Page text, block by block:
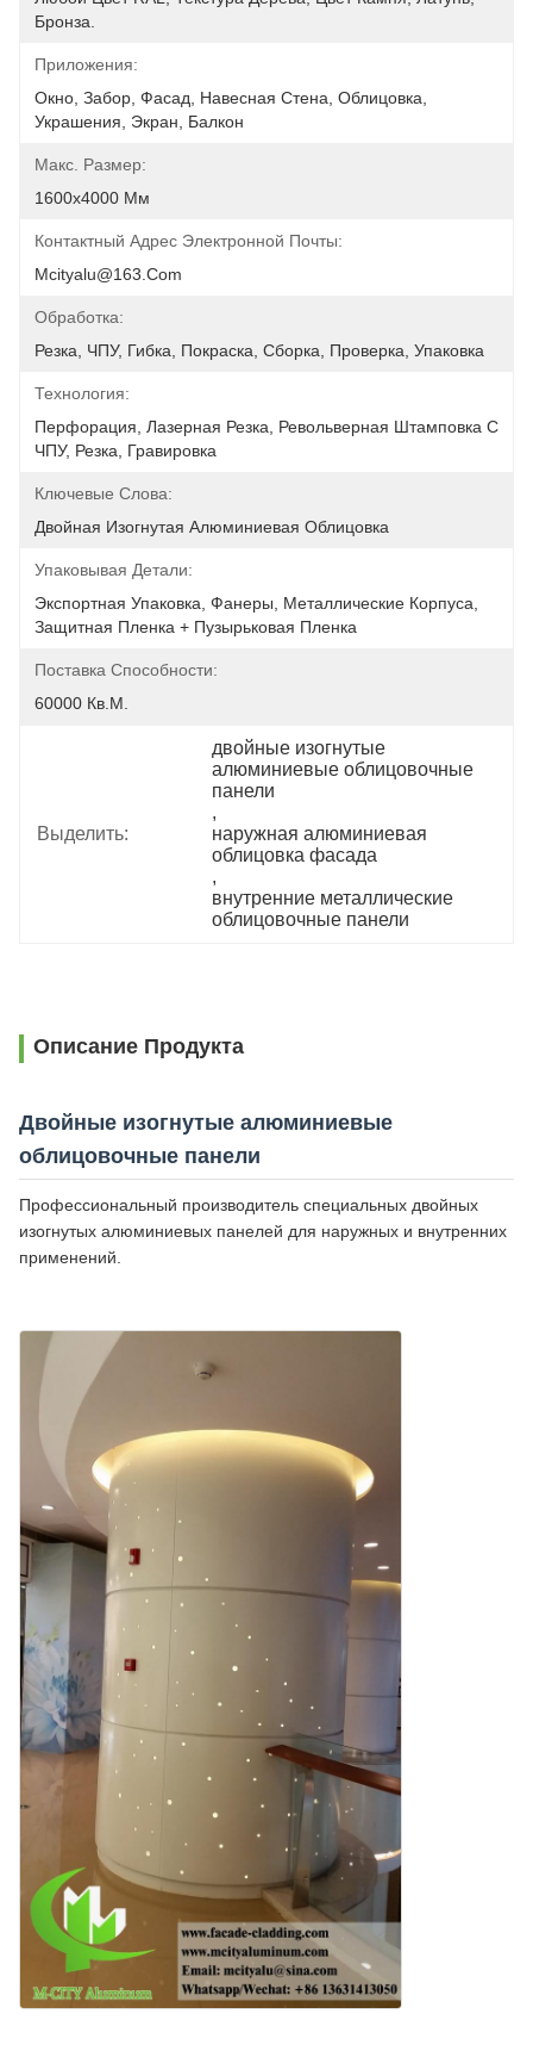
Бронза.
Приложения:
Окно, Забор, Фасад, Навесная Стена, Облицовка,
Украшения, Экран, Балкон
Макс. Размер:
1600x4000 Мм
Контактный Адрес Электронной Почты:
Mcityalu@163.com
Обработка:
Резка, ЧПУ, Гибка, Покраска, Сборка, Проверка, Упаковка
Технология:
Перфорация, Лазерная Резка, Револьверная Штамповка С
ЧПУ, Резка, Гравировка
Ключевые Слова:
Двойная Изогнутая Алюминиевая Облицовка
Упаковывая Детали:
Экспортная Упаковка, Фанеры, Металлические Корпуса,
Защитная Пленка + Пузырьковая Пленка
Поставка Способности:
60000 Кв.м.
Выделить:
двойные изогнутые
алюминиевые облицовочные
панели
,
наружная алюминиевая
облицовка фасада
,
внутренние металлические
облицовочные панели
Описание Продукта
Двойные изогнутые алюминиевые
облицовочные панели
Профессиональный производитель специальных двойных
изогнутых алюминиевых панелей для наружных и внутренних
применений.